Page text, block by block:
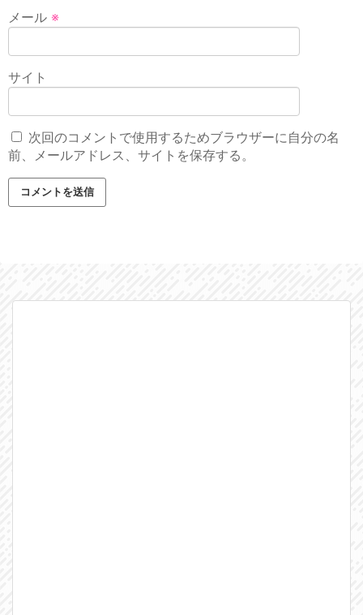
メール ※
サイト
次回のコメントで使用するためブラウザーに自分の名
前、メールアドレス、サイトを保存する。